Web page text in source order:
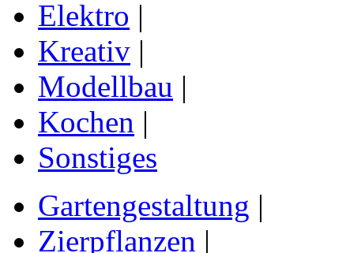
Elektro |
Kreativ |
Modellbau |
Kochen |
Sonstiges
Gartengestaltung |
Zierpflanzen |